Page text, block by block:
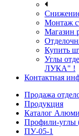
Монтаж
Магазин
Купить
Углы
ЛУКА" !
Контактная
Продажа
Продукция
Каталог
Профили-углы
ПУ-05-1